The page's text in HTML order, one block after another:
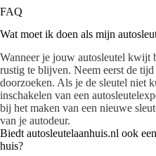
FAQ
Wat moet ik doen als mijn
Wanneer je jouw autosleutel kwijt
rustig te blijven. Neem eerst de
doorzoeken. Als je de sleutel niet
inschakelen van een
bij het maken van een nieuwe
van je autodeur.
Biedt autosleutelaanhuis.nl ook
huis?